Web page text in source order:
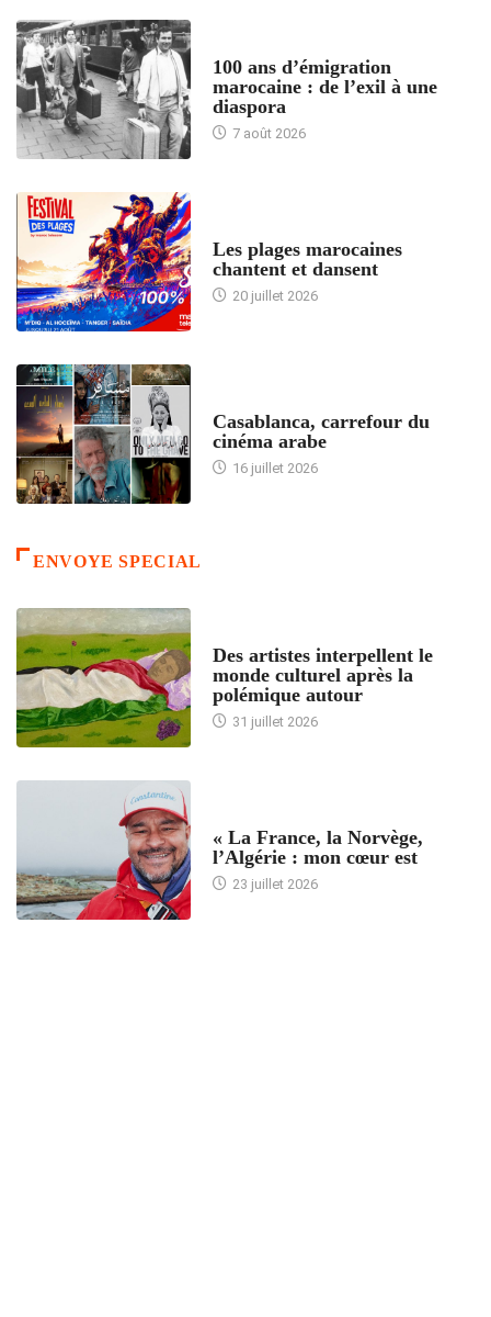
100 ans d’émigration
marocaine : de l’exil à une
diaspora
7 août 2026
Les plages marocaines
chantent et dansent
20 juillet 2026
Casablanca, carrefour du
cinéma arabe
16 juillet 2026
ENVOYE SPECIAL
Des artistes interpellent le
monde culturel après la
polémique autour
31 juillet 2026
« La France, la Norvège,
l’Algérie : mon cœur est
23 juillet 2026